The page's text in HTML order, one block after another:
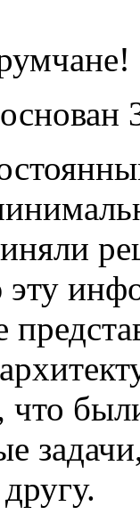
эту
что